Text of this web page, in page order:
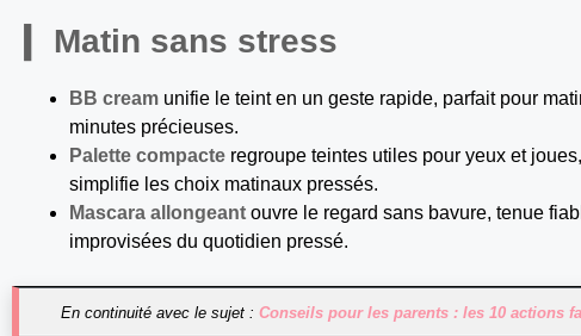
Matin sans stress
BB cream unifie le teint en un geste rapide, parfait pour
minutes précieuses.
Palette compacte regroupe teintes utiles pour yeux et
simplifie les choix matinaux pressés.
Mascara allongeant ouvre le regard sans bavure, tenue
improvisées du quotidien pressé.
En continuité avec le sujet : Conseils pour les parents : les 10 actions